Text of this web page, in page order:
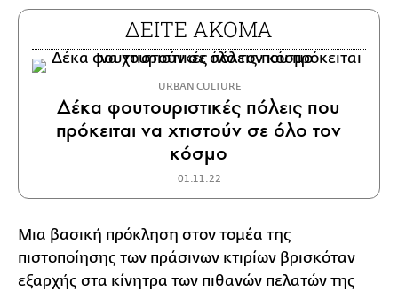
ΔΕΙΤΕ ΑΚΟΜΑ
URBAN CULTURE
Δέκα φουτουριστικές πόλεις που
πρόκειται να χτιστούν σε όλο τον
κόσμο
01.11.22
Μια βασική πρόκληση στον τομέα της
πιστοποίησης των πράσινων κτιρίων βρισκόταν
εξαρχής στα κίνητρα των πιθανών πελατών της